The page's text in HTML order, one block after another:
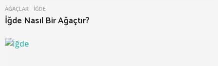
AĞAÇLAR İĞDE
İğde Nasıl Bir Ağaçtır?